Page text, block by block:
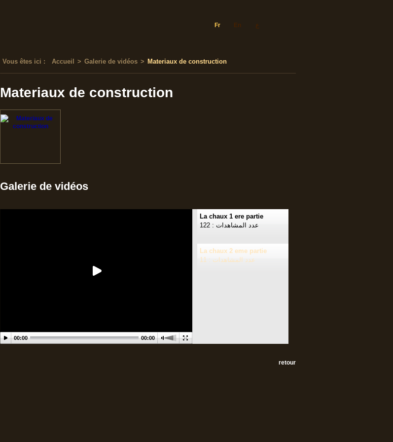
Fr En ع
Vous êtes ici : Accueil > Galerie de vidéos > Materiaux de construction
Materiaux de construction
Galerie de vidéos
La chaux 1 ere partie
عدد المشاهدات : 122
La chaux 2 eme partie
عدد المشاهدات : 11
00:00 00:00
retour